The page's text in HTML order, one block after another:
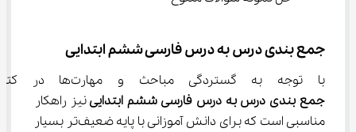
جمع بندی درس به درس فارسی ششم ابتدایی
با توجه به گستردگی مباحث و مهارت‌ها در کتاب فارسی،
جمع بندی درس به درس فارسی ششم ابتدایی نیز راهکار
مناسبی است که برای دانش آموزانی با پایه ضعیف‌تر بسیار